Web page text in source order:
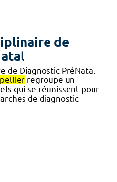
de
de Diagnostic PréNatal
regroupe un
qui se réunissent pour
de diagnostic